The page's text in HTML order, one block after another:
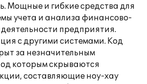
Мощные и гибкие средства для
учета и анализа финансово-
предприятия.
с другими системами. Код
за незначительным
которым скрываются
составляющие ноу-хау